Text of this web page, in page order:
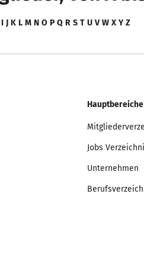
I J K L M N O P Q R S T U V W X Y Z
Hauptbereiche
Jobs
Unternehmen